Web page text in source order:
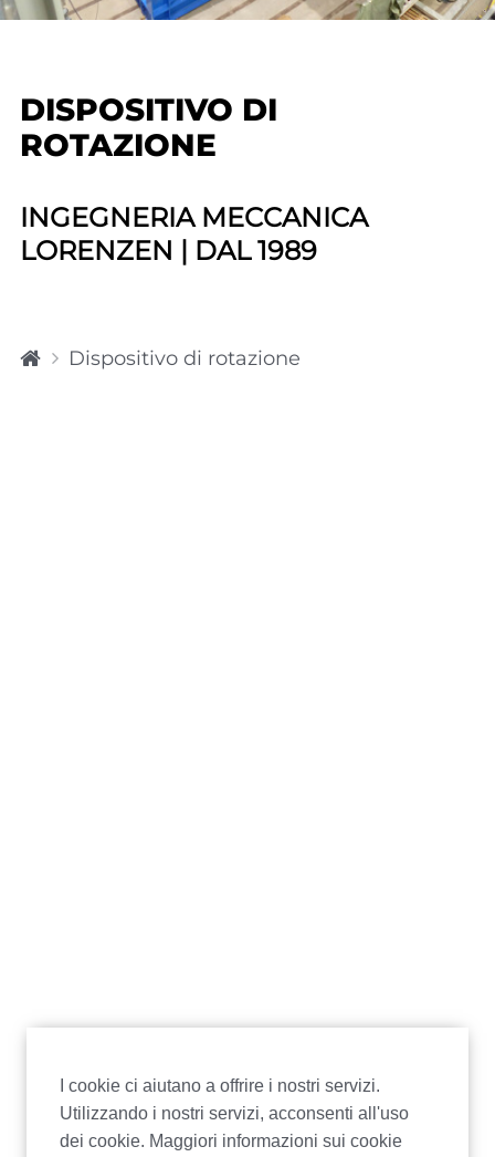
DISPOSITIVO DI
ROTAZIONE
INGEGNERIA MECCANICA
LORENZEN | DAL 1989
p
Dispositivo di rotazione
I cookie ci aiutano a offrire i nostri servizi.
Utilizzando i nostri servizi, acconsenti all'uso
dei cookie. Maggiori informazioni sui cookie